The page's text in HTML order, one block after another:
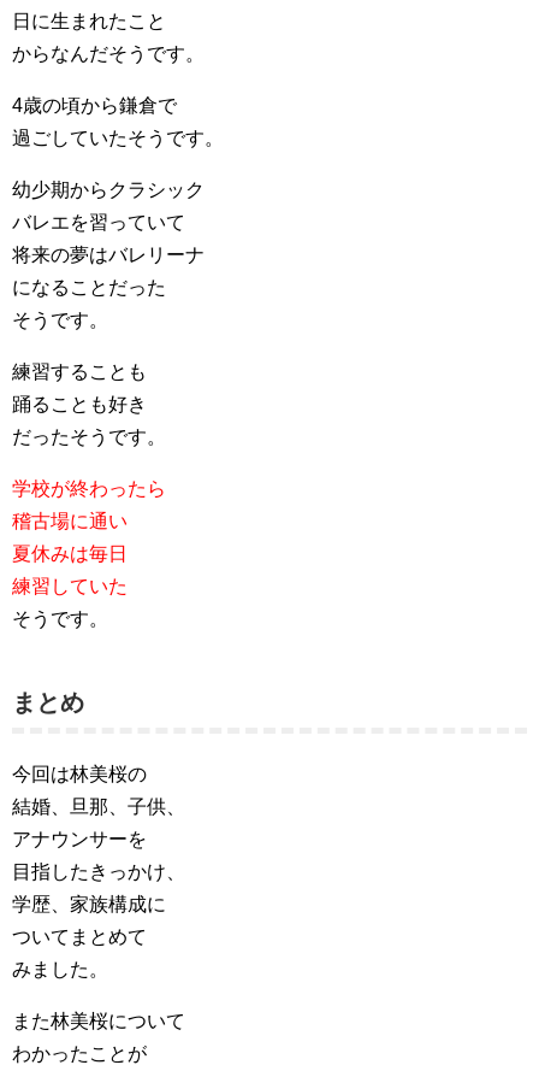
日に生まれたこと
からなんだそうです。
4歳の頃から鎌倉で
過ごしていたそうです。
幼少期からクラシック
バレエを習っていて
将来の夢はバレリーナ
になることだった
そうです。
練習することも
踊ることも好き
だったそうです。
学校が終わったら
稽古場に通い
夏休みは毎日
練習していた
そうです。
まとめ
今回は林美桜の
結婚、旦那、子供、
アナウンサーを
目指したきっかけ、
学歴、家族構成に
ついてまとめて
みました。
また林美桜について
わかったことが